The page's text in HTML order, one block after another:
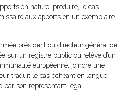
en nature, produire, le cas
aux apports en un exemplaire
président ou directeur général de
sur un registre public ou relève d’un
européenne, joindre une
traduit le cas échéant en langue
par son représentant légal